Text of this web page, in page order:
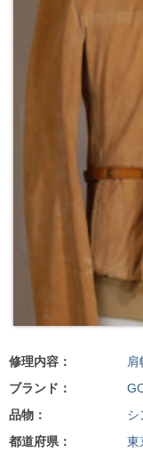
修理内容： 肩
ブランド：
品物：
シ
都道府県：
東